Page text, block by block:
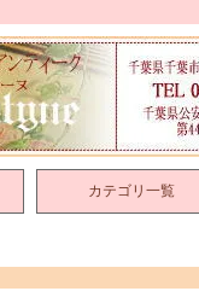
カテゴリ一覧